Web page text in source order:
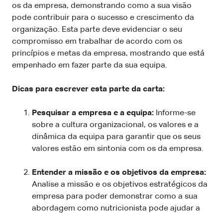
os da empresa, demonstrando como a sua visão
pode contribuir para o sucesso e crescimento da
organização. Esta parte deve evidenciar o seu
compromisso em trabalhar de acordo com os
princípios e metas da empresa, mostrando que está
empenhado em fazer parte da sua equipa.
Dicas para escrever esta parte da carta:
Pesquisar a empresa e a equipa: Informe-se
sobre a cultura organizacional, os valores e a
dinâmica da equipa para garantir que os seus
valores estão em sintonia com os da empresa.
Entender a missão e os objetivos da empresa:
Analise a missão e os objetivos estratégicos da
empresa para poder demonstrar como a sua
abordagem como nutricionista pode ajudar a